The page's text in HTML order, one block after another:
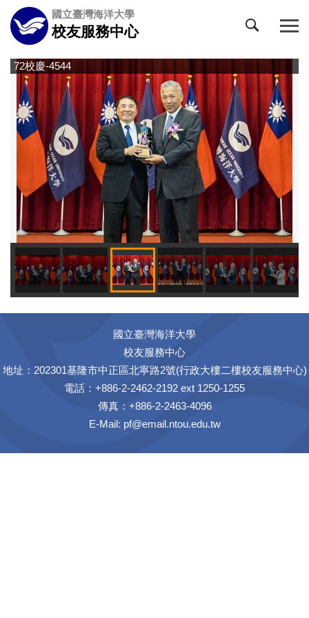
跳
到
主
內
國立臺灣海洋大學
校友服務中心
72校慶-4544
國立臺灣海洋大學
校友服務中心
地址：202301基隆市中正區北寧路2號(行政大樓二樓校友服務中心)
電話：+886-2-2462-2192 ext 1250-1255
傳真：+886-2-2463-4096
E-Mail: pf@email.ntou.edu.tw